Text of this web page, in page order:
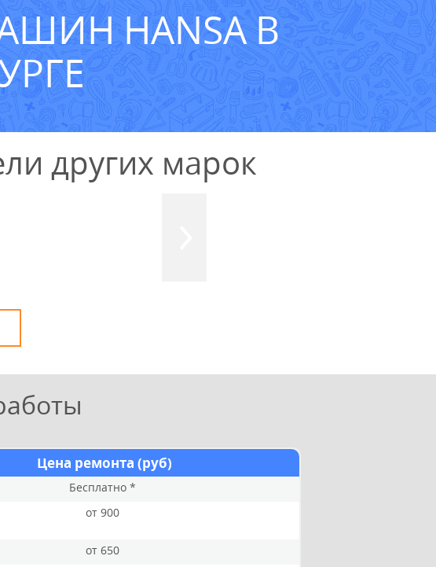
HANSA В
других марок
Цена ремонта (руб)
Бесплатно *
от 900
от 650